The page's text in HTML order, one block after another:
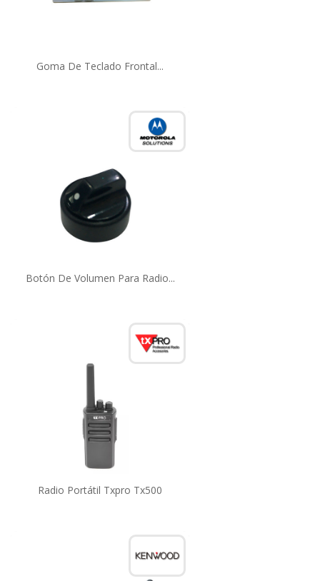
Goma De Teclado Frontal...
Botón De Volumen Para Radio...
Radio Portátil Txpro Tx500